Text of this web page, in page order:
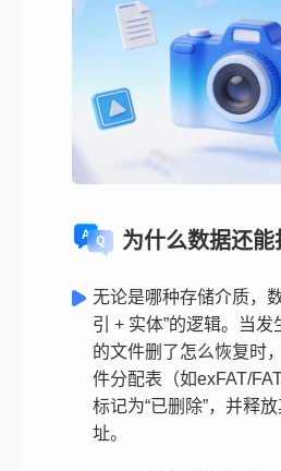
为什么数据还能
无论是哪种存储介质，
引 + 实体”的逻辑。当
的文件删了怎么恢复时
件分配表（如exFAT/
标记为“已删除”，并释
址。